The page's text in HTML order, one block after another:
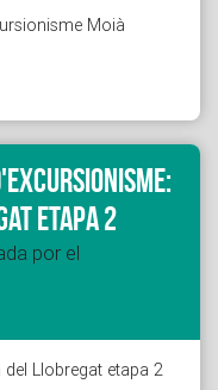
Moià
etapa 2
por el
Llobregat etapa 2